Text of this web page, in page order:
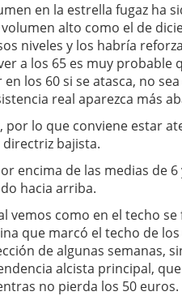
en la estrella fugaz ha
alto como el de
niveles y los habría
a los 65 es muy probable
los 60 si se atasca, no
real aparezca más
por lo que conviene estar
directriz bajista.
encima de las medias de 6
hacia arriba.
vemos como en el techo
que marcó el techo de
de algunas semanas,
alcista principal,
no pierda los 50 euros.